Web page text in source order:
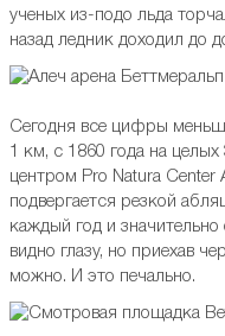
ученых из-подо льда
назад ледник доходил до
Сегодня все цифры
1 км, с 1860 года на
центром Pro Natura Center
подвергается резкой
каждый год и значительно
видно глазу, но приехав
можно. И это печально.